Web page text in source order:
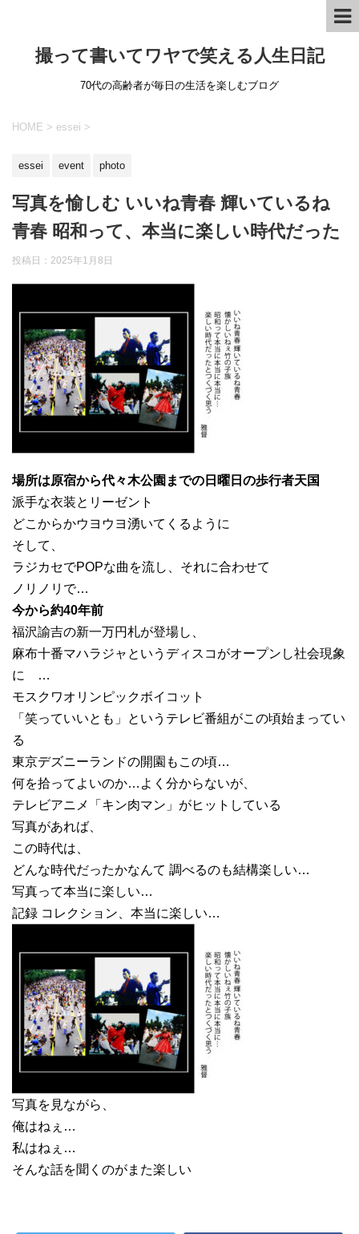
撮って書いてワヤで笑える人生日記
70代の高齢者が毎日の生活を楽しむブログ
HOME > essei >
essei event photo
写真を愉しむ いいね青春 輝いているね
青春 昭和って、本当に楽しい時代だった
投稿日： 2025年1月8日
場所は原宿から代々木公園までの日曜日の歩行者天国
派手な衣装とリーゼント
どこからかウヨウヨ湧いてくるように
そして、
ラジカセでPOPな曲を流し、それに合わせて
ノリノリで…
今から約40年前
福沢諭吉の新一万円札が登場し、
麻布十番マハラジャというディスコがオープンし社会現象
に …
モスクワオリンピックボイコット
「笑っていいとも」というテレビ番組がこの頃始まってい
る
東京デズニーランドの開園もこの頃…
何を拾ってよいのか…よく分からないが、
テレビアニメ「キン肉マン」がヒットしている
写真があれば、
この時代は、
どんな時代だったかなんて 調べるのも結構楽しい…
写真って本当に楽しい…
記録 コレクション、本当に楽しい…
写真を見ながら、
俺はねぇ…
私はねぇ…
そんな話を聞くのがまた楽しい